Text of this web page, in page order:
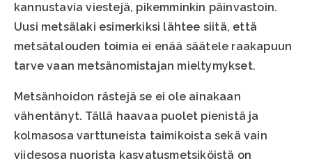
kannustavia viestejä, pikemminkin päinvastoin.
Uusi metsälaki esimerkiksi lähtee siitä, että
metsätalouden toimia ei enää säätele raakapuun
tarve vaan metsänomistajan mieltymykset.
Metsänhoidon rästejä se ei ole ainakaan
vähentänyt. Tällä haavaa puolet pienistä ja
kolmasosa varttuneista taimikoista sekä vain
viidesosa nuorista kasvatusmetsiköistä on